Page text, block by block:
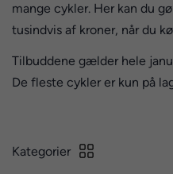
mange cykler. Her kan du
tusindvis af kroner, når du
Tilbuddene gælder hele
De fleste cykler er kun på
Kategorier